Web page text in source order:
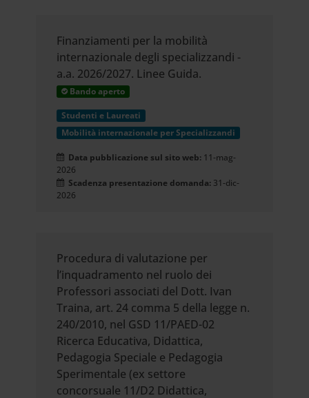
Finanziamenti per la mobilità
internazionale degli specializzandi -
a.a. 2026/2027. Linee Guida.
Bando aperto
Studenti e Laureati
Mobilità internazionale per Specializzandi
Data pubblicazione sul sito web: 11-mag-
2026
Scadenza presentazione domanda: 31-dic-
2026
Procedura di valutazione per
l’inquadramento nel ruolo dei
Professori associati del Dott. Ivan
Traina, art. 24 comma 5 della legge n.
240/2010, nel GSD 11/PAED-02
Ricerca Educativa, Didattica,
Pedagogia Speciale e Pedagogia
Sperimentale (ex settore
concorsuale 11/D2 Didattica,